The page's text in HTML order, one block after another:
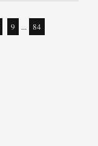
9 ... 84